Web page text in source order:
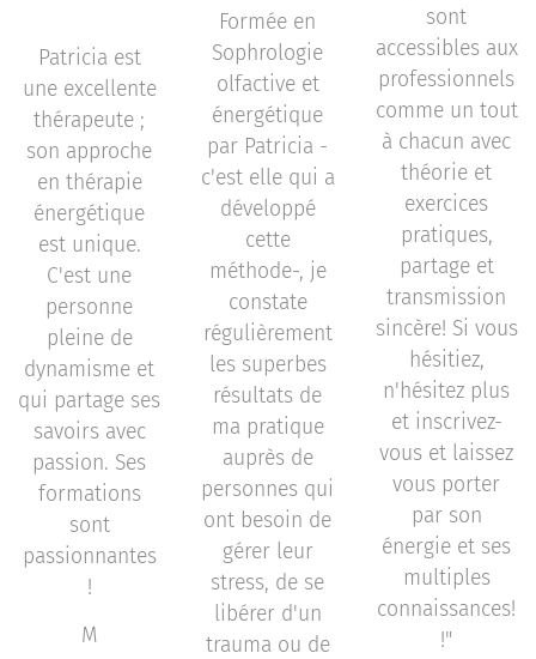
Patricia est
une excellente
thérapeute ;
son approche
en thérapie
énergétique
est unique.
C'est une
personne
pleine de
dynamisme et
qui partage ses
savoirs avec
passion. Ses
formations
sont
passionnantes
!
M
Formée en
Sophrologie
olfactive et
énergétique
par Patricia -
c'est elle qui a
développé
cette
méthode-, je
constate
régulièrement
les superbes
résultats de
ma pratique
auprès de
personnes qui
ont besoin de
gérer leur
stress, de se
libérer d'un
trauma ou de
sont
accessibles aux
professionnels
comme un tout
à chacun avec
théorie et
exercices
pratiques,
partage et
transmission
sincère! Si vous
hésitiez,
n'hésitez plus
et inscrivez-
vous et laissez
vous porter
par son
énergie et ses
multiples
connaissances!
!"